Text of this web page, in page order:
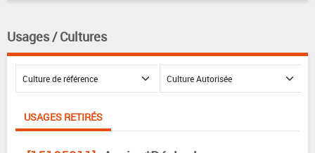
Usages / Cultures
USAGES RETIRÉS